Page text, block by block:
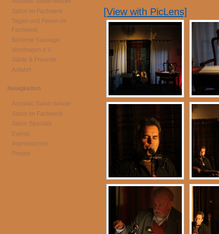
Salon im Fachwerk
Tagen und Feiern im
Fachwerk
Bohème Sauvage
Vernhagen e.V.
Gäste & Freunde
Anfahrt
Neuigkeiten
Acoustic Salon deluxe
Salon im Fachwerk
Salon Specials
Events
Impressionen
Presse
[View with PicLens]